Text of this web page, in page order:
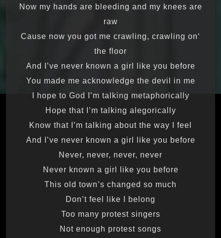
Now my hands are bleeding and my knees are
raw
‘Cause now you got me crawling, crawling on
the floor
And I’ve never known a girl like you before
You made me acknowledge the devil in me
I hope to God I’m talking metaphorically
Hope that I’m talking alegorically
Know that I’m talking about the way I feel
And I’ve never known a girl like you before
Never, never, never, never
Never known a girl like you before
This old town’s changed so much
Don’t feel like I belong
Too many protest singers
Not enough protest songs